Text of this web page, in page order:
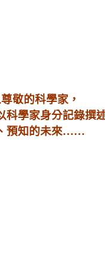
敬的科學家，
科學家身分記錄
預知的未來……